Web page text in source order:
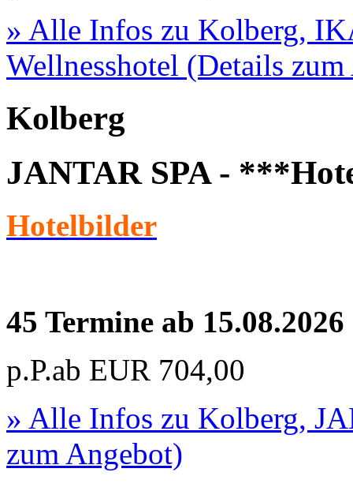
» Alle Infos zu Kolberg,
Wellnesshotel (Details
Kolberg
JANTAR SPA -
Hotelbilder
45 Termine ab 15.08.2026
p.P.ab EUR 704,00
» Alle Infos zu Kolberg,
zum Angebot)